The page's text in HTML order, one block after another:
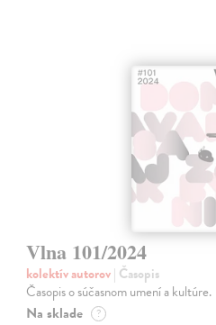
Vlna 101/2024
kolektív autorov| Časopis
Časopis o súčasnom umení a kultúre.
Na sklade ?